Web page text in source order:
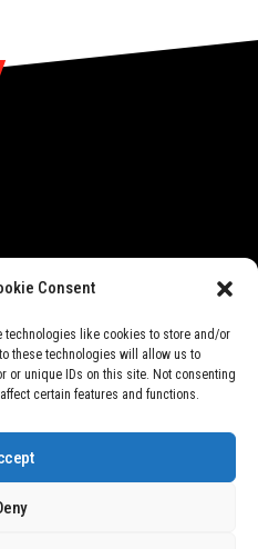
Consent
technologies like cookies to store and/or
these technologies will allow us to
or unique IDs on this site. Not consenting
certain features and functions.